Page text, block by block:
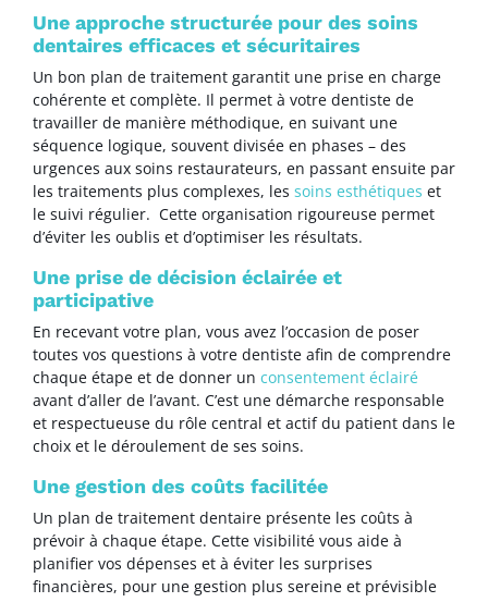
Une approche structurée pour des soins
dentaires efficaces et sécuritaires
Un bon plan de traitement garantit une prise en charge
cohérente et complète. Il permet à votre dentiste de
travailler de manière méthodique, en suivant une
séquence logique, souvent divisée en phases – des
urgences aux soins restaurateurs, en passant ensuite par
les traitements plus complexes, les soins esthétiques et
le suivi régulier. Cette organisation rigoureuse permet
d’éviter les oublis et d’optimiser les résultats.
Une prise de décision éclairée et
participative
En recevant votre plan, vous avez l’occasion de poser
toutes vos questions à votre dentiste afin de comprendre
chaque étape et de donner un consentement éclairé
avant d’aller de l’avant. C’est une démarche responsable
et respectueuse du rôle central et actif du patient dans le
choix et le déroulement de ses soins.
Une gestion des coûts facilitée
Un plan de traitement dentaire présente les coûts à
prévoir à chaque étape. Cette visibilité vous aide à
planifier vos dépenses et à éviter les surprises
financières, pour une gestion plus sereine et prévisible